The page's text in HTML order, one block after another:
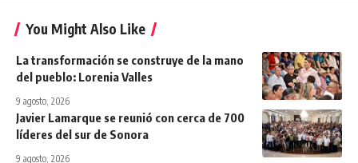
You Might Also Like
La transformación se construye de la mano
del pueblo: Lorenia Valles
9 agosto, 2026
Javier Lamarque se reunió con cerca de 700
líderes del sur de Sonora
9 agosto, 2026